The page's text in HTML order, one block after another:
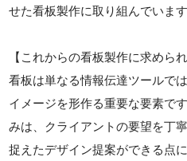
せた看板製作に取り組んでいます
【これからの看板製作に求めら
看板は単なる情報伝達ツールで
イメージを形作る重要な要素で
みは、クライアントの要望を丁
捉えたデザイン提案ができる点